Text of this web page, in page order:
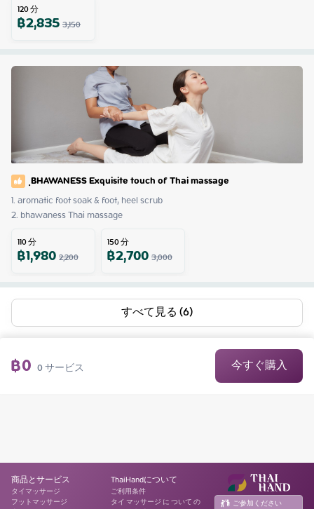
120分
฿2,8353,150
ฺBHAWANESS Exquisite touch of Thai massage
1. aromatic foot soak & foot, heel scrub
2. bhawaness Thai massage
110分
฿1,9802,200
150分
฿2,7003,000
すべて見る (6)
฿0 0サービス 今すぐ購入
商品とサービス
タイマッサージ
フットマッサージ
ThaiHandについて
ご利用条件
タイ マッサージ に ついて の ご参加ください